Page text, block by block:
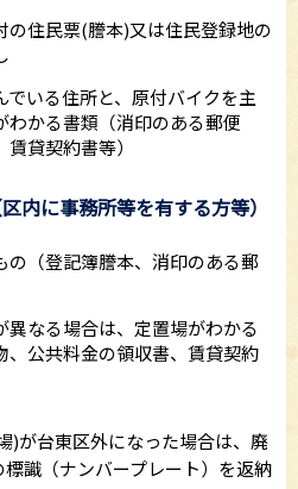
の住民票(謄本)又は住民登録地の
いる住所と、原付バイクを主
わかる書類（消印のある郵便
貸契約書等）
内に事務所等を有する方等）
の（登記簿謄本、消印のある郵
なる場合は、定置場がわかる
、公共料金の領収書、賃貸契約
)が台東区外になった場合は、廃
識（ナンバープレート）を返納